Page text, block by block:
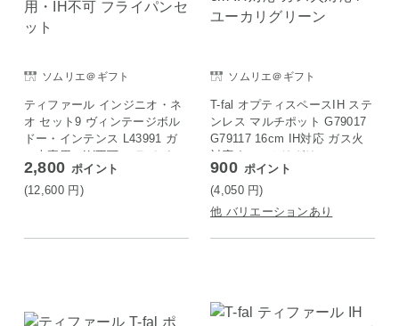
ソムリエ＠ギフト
ティファール インジニオ・ネ
オ セット9 ヴィンテージボル
ドー・インテンス L43991 ガ
ス火専用・IH不可 フライパン
セット
2,800 ポイント
(12,600 円)
ソムリエ＠ギフト
T-fal オプティスペースIH ステ
ンレス マルチポット G79017
G79117 16cm IH対応 ガス火
対応 / ユーカリグリーン
900 ポイント
(4,050 円)
他 バリエーションあり